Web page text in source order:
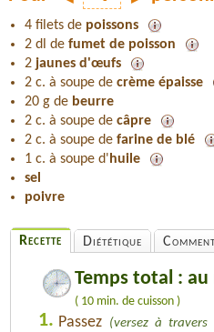
4 filets de poissons
2 dl de fumet de poisson
2 jaunes d'œufs
2 c. à soupe de crème épaisse
20 g de beurre
2 c. à soupe de câpre
2 c. à soupe de farine de blé
1 c. à soupe d' huile
sel
poivre
Recette Diététique
Temps total :
( 10 min. de cuisson )
1. Passez (versez à travers